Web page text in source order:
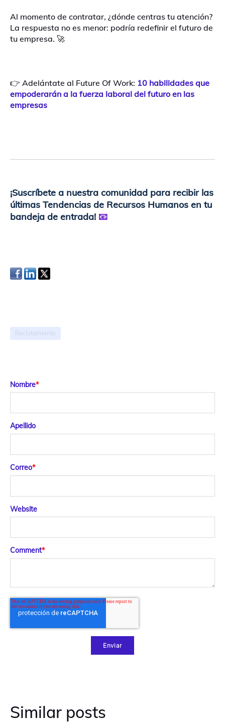
Al momento de contratar, ¿dónde centras tu atención?
La respuesta no es menor: podría redefinir el futuro de
tu empresa. 🚀
👉 Adelántate al Future Of Work: 10 habilidades que
empoderarán a la fuerza laboral del futuro en las
empresas
¡Suscríbete a nuestra comunidad para recibir las
últimas Tendencias de Recursos Humanos en tu
bandeja de entrada! 📧
Reclutamiento
Nombre*
Apellido
Correo*
Website
Comment*
Similar posts